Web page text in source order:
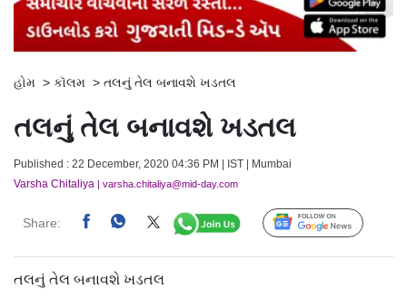
હોમ > કૉલમ > તલનું તેલ બનાવશે ખડતલ
તલનું તેલ બનાવશે ખડતલ
Published : 22 December, 2020 04:36 PM | IST | Mumbai
Varsha Chitaliya | varsha.chitaliya@mid-day.com
Share: Follow Us
તલનું તેલ બનાવશે ખડતલ